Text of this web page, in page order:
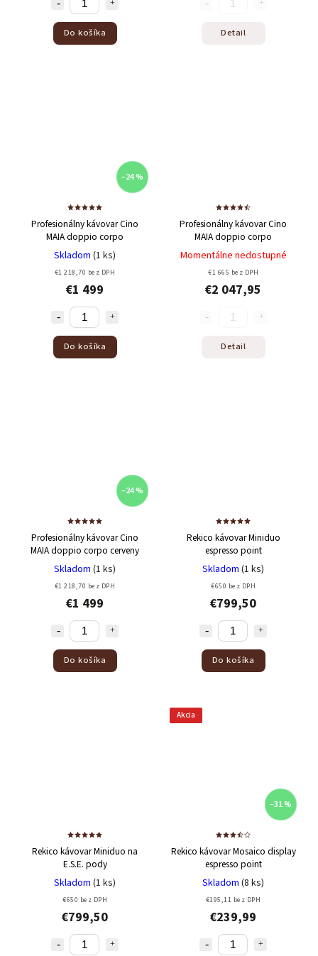
Do košíka Detail
–24 %
Profesionálny kávovar Cino
MAIA doppio corpo
Skladom (1 ks)
€1 218,70 bez DPH
€1 499
Do košíka
Profesionálny kávovar Cino
MAIA doppio corpo
Momentálne nedostupné
€1 665 bez DPH
€2 047,95
Detail
–24 %
Profesionálny kávovar Cino
MAIA doppio corpo cerveny
Skladom (1 ks)
€1 218,70 bez DPH
€1 499
Do košíka
Rekico kávovar Miniduo
espresso point
Skladom (1 ks)
€650 bez DPH
€799,50
Do košíka
Rekico kávovar Miniduo na
E.S.E. pody
Skladom (1 ks)
€650 bez DPH
€799,50
Akcia
–31 %
Rekico kávovar Mosaico display
espresso point
Skladom (8 ks)
€195,11 bez DPH
€239,99